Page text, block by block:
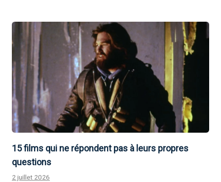
15 films qui ne répondent pas à leurs propres
questions
2 juillet 2026